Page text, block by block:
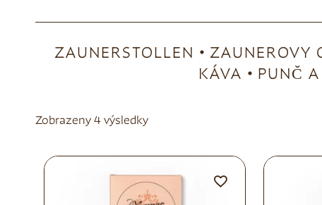
ZAUNERSTOLLEN ZAUNEROVY
KÁVA
PUNČ
Zobrazeny 4 výsledky